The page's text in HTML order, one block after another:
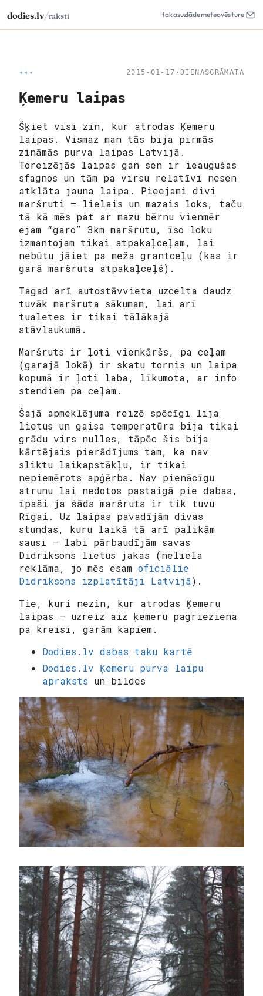
dodies.lv/raksti takasuzlādemeteovēsture
◂◂◂ 2015-01-17 · DIENASGRĀMATA
Ķemeru laipas
Šķiet visi zin, kur atrodas Ķemeru
laipas. Vismaz man tās bija pirmās
zināmās purva laipas Latvijā.
Toreizējās laipas gan sen ir ieaugušas
sfagnos un tām pa virsu relatīvi nesen
atklāta jauna laipa. Pieejami divi
maršruti – lielais un mazais loks, taču
tā kā mēs pat ar mazu bērnu vienmēr
ejam “garo” 3km maršrutu, īso loku
izmantojam tikai atpakaļceļam, lai
nebūtu jāiet pa meža grantceļu (kas ir
garā maršruta atpakaļceļš).
Tagad arī autostāvvieta uzcelta daudz
tuvāk maršruta sākumam, lai arī
tualetes ir tikai tālākajā
stāvlaukumā.
Maršruts ir ļoti vienkāršs, pa ceļam
(garajā lokā) ir skatu tornis un laipa
kopumā ir ļoti laba, līkumota, ar info
stendiem pa ceļam.
Šajā apmeklējuma reizē spēcīgi lija
lietus un gaisa temperatūra bija tikai
grādu virs nulles, tāpēc šis bija
kārtējais pierādījums tam, ka nav
sliktu laikapstākļu, ir tikai
nepiemērots apģērbs. Nav pienācīgu
atrunu lai nedotos pastaigā pie dabas,
īpaši ja šāds maršruts ir tik tuvu
Rīgai. Uz laipas pavadījām divas
stundas, kuru laikā tā arī palikām
sausi — labi pārbaudījām savas
Didriksons lietus jakas (neliela
reklāma, jo mēs esam oficiālie
Didriksons izplatītāji Latvijā).
Tie, kuri nezin, kur atrodas Ķemeru
laipas — uzreiz aiz ķemeru pagrieziena
pa kreisi, garām kapiem.
Dodies.lv dabas taku kartē
Dodies.lv Ķemeru purva laipu
apraksts un bildes